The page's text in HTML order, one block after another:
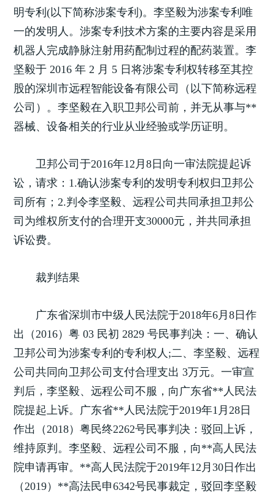
明专利(以下简称涉案专利)。李坚毅为涉案专利唯
一的发明人。涉案专利技术方案的主要内容是采用
机器人完成静脉注射用药配制过程的配药装置。李
坚毅于 2016 年 2 月 5 日将涉案专利权转移至其控
股的深圳市远程智能设备有限公司（以下简称远程
公司）。李坚毅在入职卫邦公司前，并无从事与**
器械、设备相关的行业从业经验或学历证明。
卫邦公司于2016年12月8日向一审法院提起诉
讼，请求：1.确认涉案专利的发明专利权归卫邦公
司所有；2.判令李坚毅、远程公司共同承担卫邦公
司为维权所支付的合理开支30000元，并共同承担
诉讼费。
裁判结果
广东省深圳市中级人民法院于2018年6月8日作
出（2016）粤 03 民初 2829 号民事判决：一、确认
卫邦公司为涉案专利的专利权人;二、李坚毅、远程
公司共同向卫邦公司支付合理支出 3万元。一审宣
判后，李坚毅、远程公司不服，向广东省**人民法
院提起上诉。广东省**人民法院于2019年1月28日
作出（2018）粤民终2262号民事判决：驳回上诉，
维持原判。李坚毅、远程公司不服，向**高人民法
院申请再审。**高人民法院于2019年12月30日作出
（2019）**高法民申6342号民事裁定，驳回李坚毅